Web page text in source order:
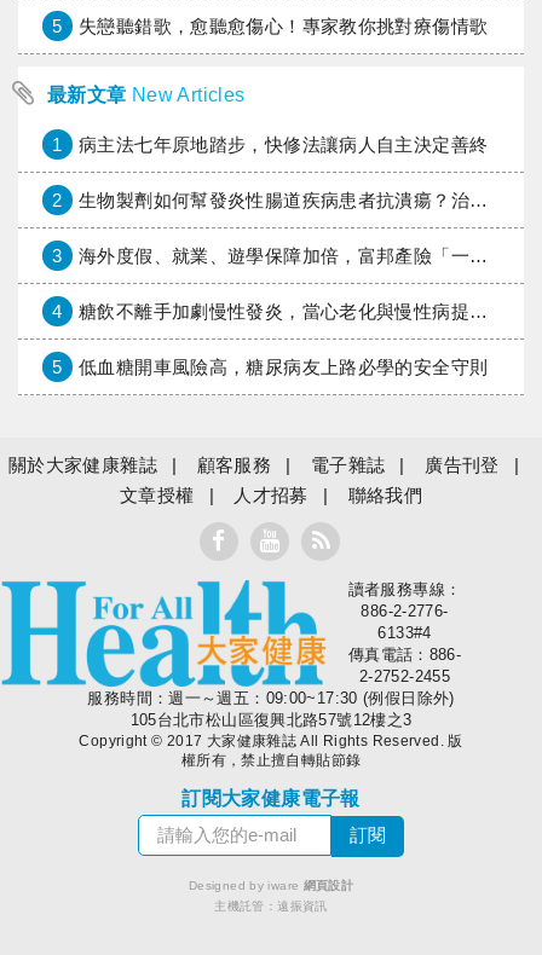
5 失戀聽錯歌，愈聽愈傷心！專家教你挑對療傷情歌
最新文章 New Articles
1 病主法七年原地踏步，快修法讓病人自主決定善終
2 生物製劑如何幫發炎性腸道疾病患者抗潰瘍？治療進展與健保給付困境一次看
3 海外度假、就業、遊學保障加倍，富邦產險「一期逐夢」專案加碼遠距醫療與緊急救援
4 糖飲不離手加劇慢性發炎，當心老化與慢性病提早報到
5 低血糖開車風險高，糖尿病友上路必學的安全守則
關於大家健康雜誌 顧客服務 電子雜誌
廣告刊登
文章授權
人才招募 聯絡我們
大家健康
讀者服務專線：
886-2-2776-
6133#4
傳真電話：886-
2-2752-2455
服務時間：週一～週五：09:00~17:30 (例假日除外)
105台北市松山區復興北路57號12樓之3
Copyright © 2017 大家健康雜誌 All Rights Reserved. 版
權所有，禁止擅自轉貼節錄
訂閱大家健康電子報
Designed by iware 網頁設計
主機託管：遠振資訊